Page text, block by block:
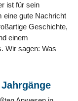
ist für sein
eine gute Nachricht
Geschichte,
einem
Wir sagen: Was